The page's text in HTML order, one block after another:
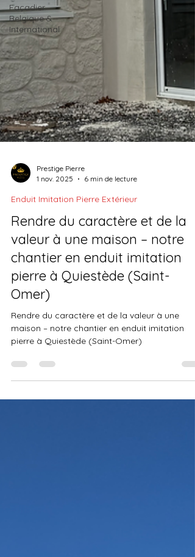
Façadier
Belgique &
International
Prestige Pierre
1 nov. 2025
6 min de lecture
Enduit Imitation Pierre Extérieur
Rendre du caractère et de la
valeur à une maison – notre
chantier en enduit imitation
pierre à Quiestède (Saint-
Omer)
Rendre du caractère et de la valeur à une